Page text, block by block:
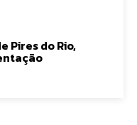
Pires do Rio,